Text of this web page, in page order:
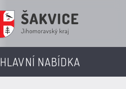
HLAVNÍ NABÍDKA